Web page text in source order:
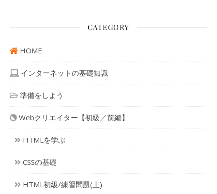
CATEGORY
HOME
インターネットの基礎知識
準備をしよう
Webクリエイター【初級／前編】
HTMLを学ぶ
CSSの基礎
HTML初級/練習問題(上)